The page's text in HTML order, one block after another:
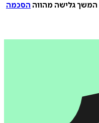
המשך גלישה מהווה הסכמה